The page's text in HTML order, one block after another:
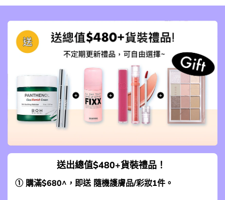
送出總值$480+貨裝禮品！
① 購滿$680^，即送 隨機護膚品/彩妝1件。